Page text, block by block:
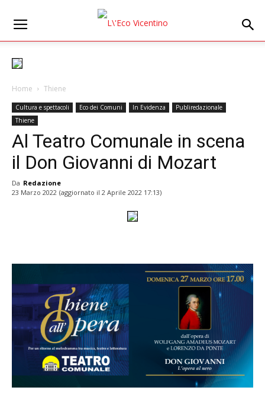
Home Thiene
Cultura e spettacoli Eco dei Comuni In Evidenza
Publiredazionale
Thiene
Al Teatro Comunale in scena
il Don Giovanni di Mozart
Da Redazione
23 Marzo 2022 (aggiornato il 2 Aprile 2022 17:13)